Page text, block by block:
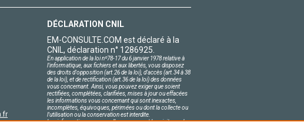
DÉCLARATION CNIL
EM-CONSULTE.COM est déclaré à la
CNIL, déclaration n° 1286925.
En application de la loi nº78-17 du 6 janvier 1978 relative à
l'informatique, aux fichiers et aux libertés, vous disposez
des droits d'opposition (art.26 de la loi), d'accès (art.34 à 38
de la loi), et de rectification (art.36 de la loi) des données
vous concernant. Ainsi, vous pouvez exiger que soient
rectifiées, complétées, clarifiées, mises à jour ou effacées
les informations vous concernant qui sont inexactes,
incomplètes, équivoques, périmées ou dont la collecte ou
l'utilisation ou la conservation est interdite.
Les informations personnelles concernant les visiteurs de